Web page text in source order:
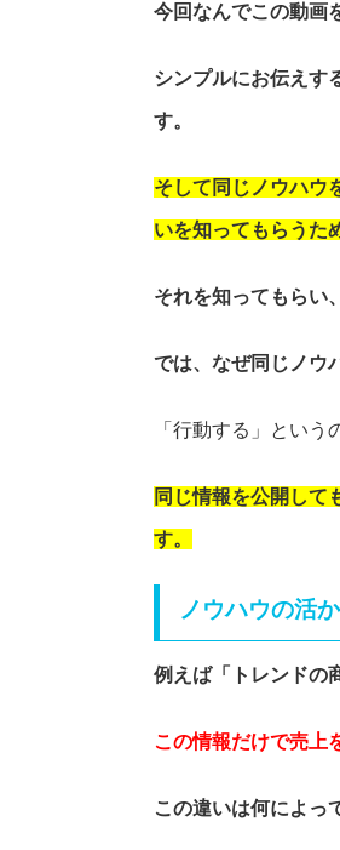
今回なんでこの動画
シンプルにお伝えす
す。
そして同じノウハウ
いを知ってもらうた
それを知ってもらい
では、なぜ同じノウ
「行動する」とい
同じ情報を公開して
す。
ノウハウの活
例えば「トレンドの
この情報だけで売上
この違いは何によっ